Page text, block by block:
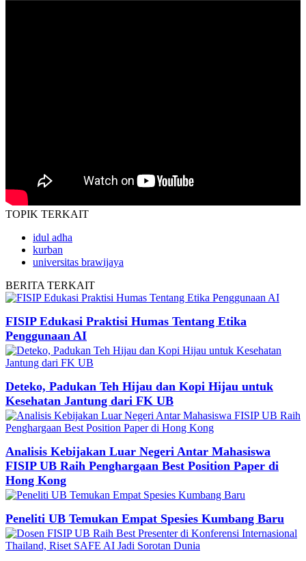
TOPIK TERKAIT
idul adha
kurban
universitas brawijaya
BERITA TERKAIT
FISIP Edukasi Praktisi Humas Tentang Etika
Penggunaan AI
Deteko, Padukan Teh Hijau dan Kopi Hijau untuk
Kesehatan Jantung dari FK UB
Analisis Kebijakan Luar Negeri Antar Mahasiswa
FISIP UB Raih Penghargaan Best Position Paper di
Hong Kong
Peneliti UB Temukan Empat Spesies Kumbang Baru